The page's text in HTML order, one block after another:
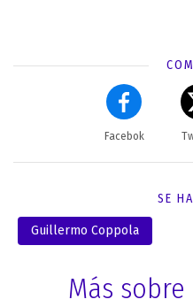
Facebok
SE
Guillermo Coppola
Más sobre